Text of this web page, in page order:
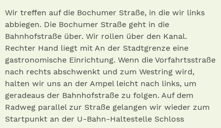
Wir treffen auf die Bochumer Straße, in die wir links
abbiegen. Die Bochumer Straße geht in die
Bahnhofstraße über. Wir rollen über den Kanal.
Rechter Hand liegt mit An der Stadtgrenze eine
gastronomische Einrichtung. Wenn die Vorfahrtsstraße
nach rechts abschwenkt und zum Westring wird,
halten wir uns an der Ampel leicht nach links, um
geradeaus der Bahnhofstraße zu folgen. Auf dem
Radweg parallel zur Straße gelangen wir wieder zum
Startpunkt an der U-Bahn-Haltestelle Schloss